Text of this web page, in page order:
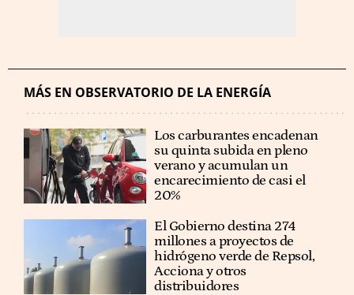
MÁS EN OBSERVATORIO DE LA ENERGÍA
Los carburantes encadenan
su quinta subida en pleno
verano y acumulan un
encarecimiento de casi el
20%
El Gobierno destina 274
millones a proyectos de
hidrógeno verde de Repsol,
Acciona y otros
distribuidores